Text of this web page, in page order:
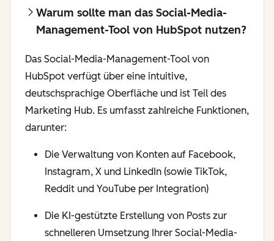
Warum sollte man das Social-Media-
Management-Tool von HubSpot nutzen?
Das Social-Media-Management-Tool von
HubSpot verfügt über eine intuitive,
deutschsprachige Oberfläche und ist Teil des
Marketing Hub. Es umfasst zahlreiche Funktionen,
darunter:
Die Verwaltung von Konten auf Facebook,
Instagram, X und LinkedIn (sowie TikTok,
Reddit und YouTube per Integration)
Die KI-gestützte Erstellung von Posts zur
schnelleren Umsetzung Ihrer Social-Media-